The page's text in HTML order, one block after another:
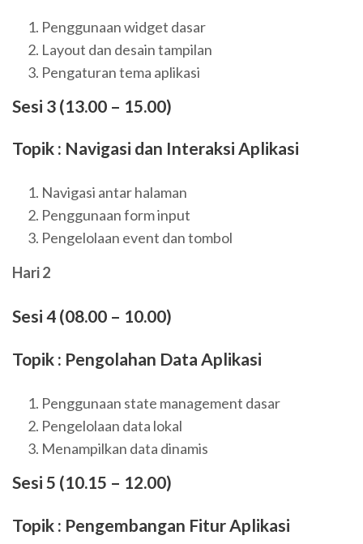
Penggunaan widget dasar
Layout dan desain tampilan
Pengaturan tema aplikasi
Sesi 3 (13.00 – 15.00)
Topik : Navigasi dan Interaksi Aplikasi
Navigasi antar halaman
Penggunaan form input
Pengelolaan event dan tombol
Hari 2
Sesi 4 (08.00 – 10.00)
Topik : Pengolahan Data Aplikasi
Penggunaan state management dasar
Pengelolaan data lokal
Menampilkan data dinamis
Sesi 5 (10.15 – 12.00)
Topik : Pengembangan Fitur Aplikasi